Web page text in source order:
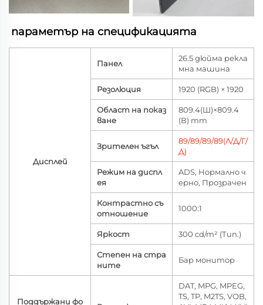
параметър на спецификацията
Дисплей
Панел
26.5 дюйма рекла
мна машина
Резолюция 1920 (RGB) × 1920
Област на показ
ване
809.4(Ш)×809.4
(В) mm
Зрителен ъгъл
89/89/89/89(Л/Д/Г/
Д)
Режим на диспл
ея
ADS, Нормално ч
ерно, Прозрачен
Контрастно съ
отношение
1000:1
Яркост 300 cd/m² (Тип.)
Степен на стра
ните
Бар монитор
Поддържани фо
DAT, MPG, MPEG,
TS, TP, M2TS, VOB,